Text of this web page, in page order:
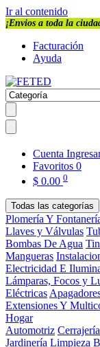
Ir al contenido
¡Envios a toda la
Facturación
Ayuda
Cuenta
Favoritos 0
$ 0.00 0
Todas las categorías
Plomería Y
Llaves y Válvulas
Bombas De Agua
Mangueras
Electricidad E
Lámparas, Focos y
Eléctricas
Extensiones Y
Hogar
Automotriz
Jardinería Limpieza